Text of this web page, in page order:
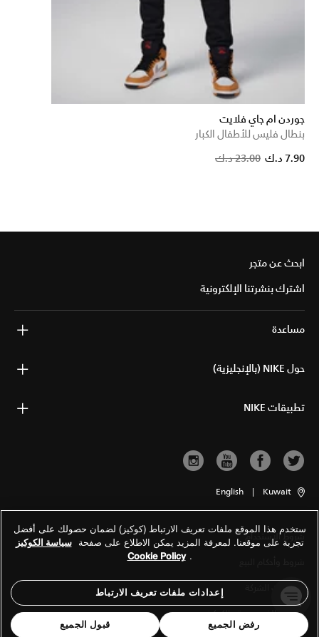
جوردن ام جاي فلايت
بنطال فليس للأطفال الكبار
23.00 د.ك 7.90 د.ك
ابحث عن متجر
اشترك بنشرتنا الإلكترونية
مساعدة
حول NIKE (بالإنجليزية)
تطبيقات NIKE
Kuwait
|
English
شروط الاستخدام
معلومات الشركة
سياسة الخصوصية والكوكيز
ستخدم هذا الموقع ملفات تعريف الارتباط (كوكيز) لضمان حصولك على أفضل
تجربة على موقعنا. لمعرفة المزيد يمكن الاطلاع على صفحة سياسة الكوكيز
.
Cookie Policy
إعدادات ملفات تعريف الارتباط
رفض الجميع قبول الجميع